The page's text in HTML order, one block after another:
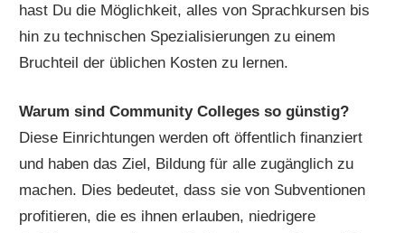
hast Du die Möglichkeit, alles von Sprachkursen bis
hin zu technischen Spezialisierungen zu einem
Bruchteil der üblichen Kosten zu lernen.
Warum sind Community Colleges so günstig?
Diese Einrichtungen werden oft öffentlich finanziert
und haben das Ziel, Bildung für alle zugänglich zu
machen. Dies bedeutet, dass sie von Subventionen
profitieren, die es ihnen erlauben, niedrigere